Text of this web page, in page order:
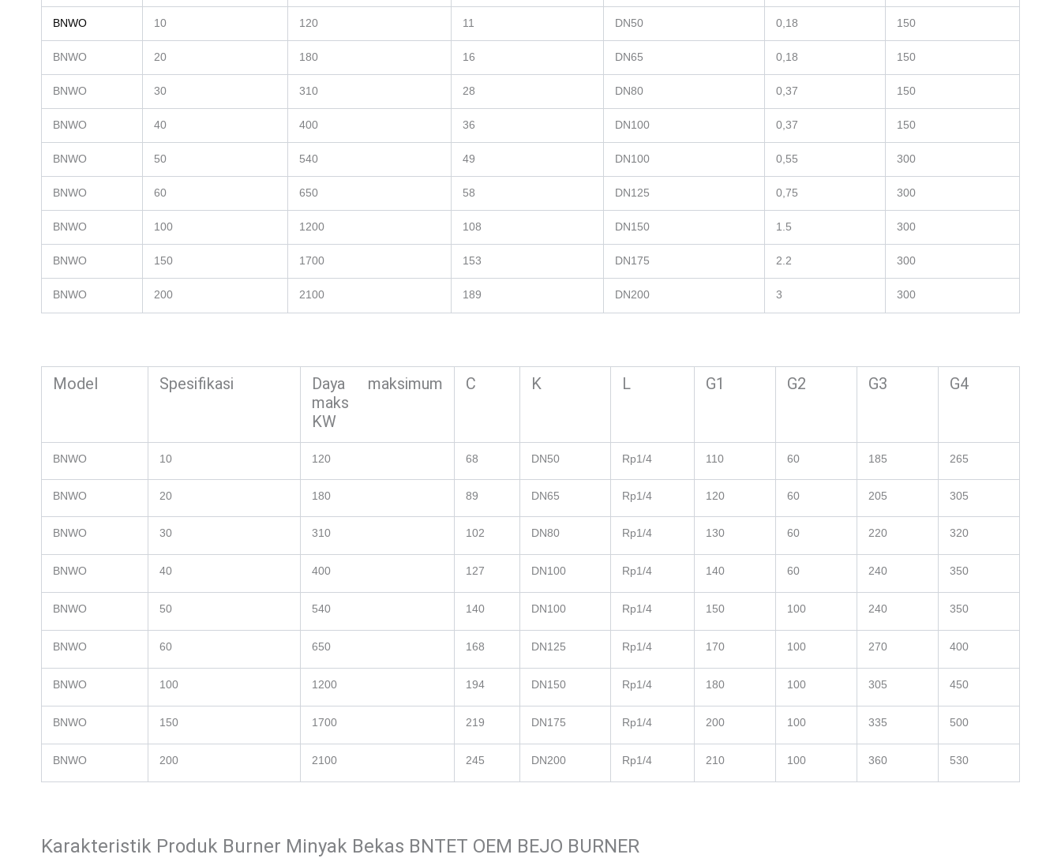
BNWO 10 120 11 DN50 0,18 150
BNWO 20 180 16 DN65 0,18 150
BNWO 30 310 28 DN80 0,37 150
BNWO 40 400 36 DN100 0,37 150
BNWO 50 540 49 DN100 0,55 300
BNWO 60 650 58 DN125 0,75 300
BNWO 100 1200 108 DN150 1.5 300
BNWO 150 1700 153 DN175 2.2 300
BNWO 200 2100 189 DN200 3 300
Model Spesifikasi
Daya maksimum
maks
KW
C K L G1 G2 G3 G4
BNWO 10 120 68 DN50 Rp1/4 110 60 185 265
BNWO 20 180 89 DN65 Rp1/4 120 60 205 305
BNWO 30 310 102 DN80 Rp1/4 130 60 220 320
BNWO 40 400 127 DN100 Rp1/4 140 60 240 350
BNWO 50 540 140 DN100 Rp1/4 150 100 240 350
BNWO 60 650 168 DN125 Rp1/4 170 100 270 400
BNWO 100 1200 194 DN150 Rp1/4 180 100 305 450
BNWO 150 1700 219 DN175 Rp1/4 200 100 335 500
BNWO 200 2100 245 DN200 Rp1/4 210 100 360 530
Karakteristik Produk Burner Minyak Bekas BNTET OEM BEJO BURNER